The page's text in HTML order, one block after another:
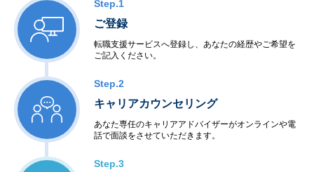
Step.1
ご登録
転職支援サービスへ登録し、あなたの経歴やご希望を
ご記入ください。
Step.2
キャリアカウンセリング
あなた専任のキャリアアドバイザーがオンラインや電
話で面談をさせていただきます。
Step.3